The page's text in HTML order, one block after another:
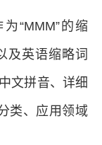
“MMM”的缩
及英语缩略词
文拼音、详细
类、应用领域